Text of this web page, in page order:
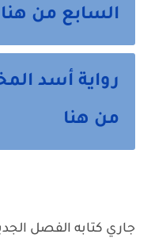
السابع من هنا
رواية أسد
من هنا
جاري كتابه الفصل